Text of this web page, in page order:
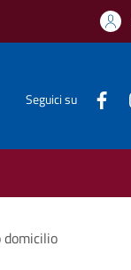
Seguici su
domicilio